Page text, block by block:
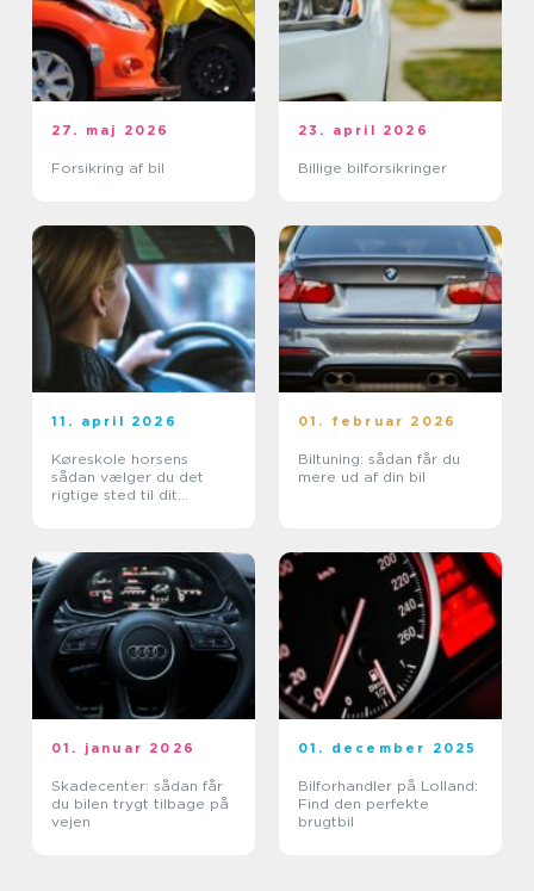
27. maj 2026
Forsikring af bil
23. april 2026
Billige bilforsikringer
11. april 2026
Køreskole horsens
sådan vælger du det
rigtige sted til dit
01. februar 2026
Biltuning: sådan får du
mere ud af din bil
01. januar 2026
Skadecenter: sådan får
du bilen trygt tilbage på
vejen
01. december 2025
Bilforhandler på Lolland:
Find den perfekte
brugtbil